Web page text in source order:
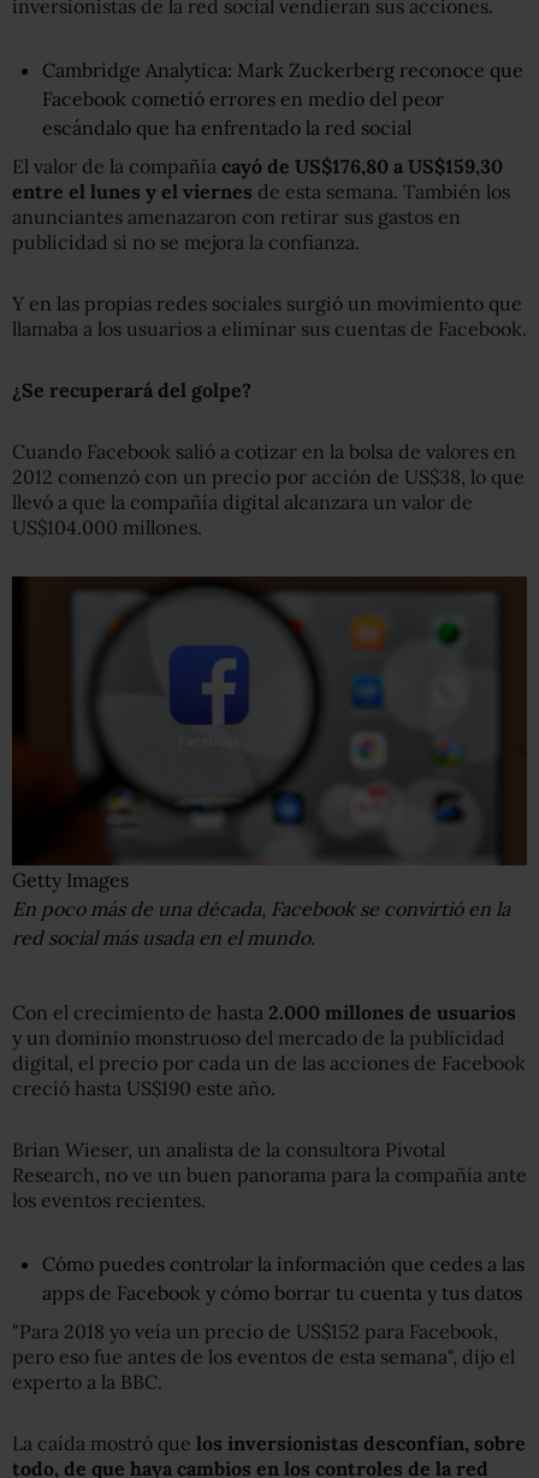
inversionistas de la red social vendieran sus acciones.
Cambridge Analytica: Mark Zuckerberg reconoce que
Facebook cometió errores en medio del peor
escándalo que ha enfrentado la red social
El valor de la compañía cayó de US$176,80 a US$159,30
entre el lunes y el viernes de esta semana. También los
anunciantes amenazaron con retirar sus gastos en
publicidad si no se mejora la confianza.
Y en las propias redes sociales surgió un movimiento que
llamaba a los usuarios a eliminar sus cuentas de Facebook.
¿Se recuperará del golpe?
Cuando Facebook salió a cotizar en la bolsa de valores en
2012 comenzó con un precio por acción de US$38, lo que
llevó a que la compañía digital alcanzara un valor de
US$104.000 millones.
Getty Images
En poco más de una década, Facebook se convirtió en la
red social más usada en el mundo.
Con el crecimiento de hasta 2.000 millones de usuarios
y un dominio monstruoso del mercado de la publicidad
digital, el precio por cada un de las acciones de Facebook
creció hasta US$190 este año.
Brian Wieser, un analista de la consultora Pivotal
Research, no ve un buen panorama para la compañía ante
los eventos recientes.
Cómo puedes controlar la información que cedes a las
apps de Facebook y cómo borrar tu cuenta y tus datos
"Para 2018 yo veía un precio de US$152 para Facebook,
pero eso fue antes de los eventos de esta semana", dijo el
experto a la BBC.
La caída mostró que los inversionistas desconfían, sobre
todo, de que haya cambios en los controles de la red